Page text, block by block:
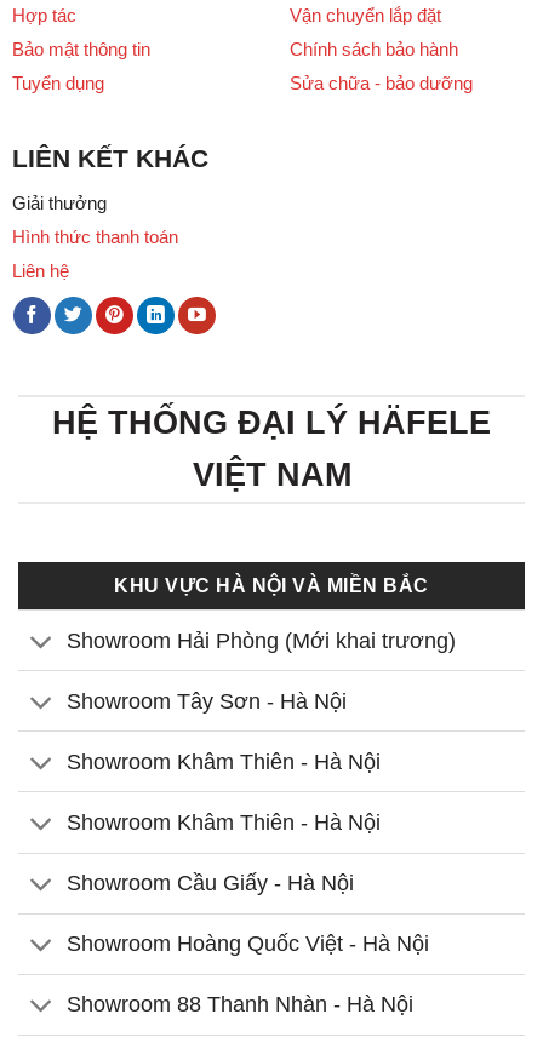
Hợp tác
Bảo mật thông tin
Tuyển dụng
Vận chuyển lắp đặt
Chính sách bảo hành
Sửa chữa - bảo dưỡng
LIÊN KẾT KHÁC
Giải thưởng
Hình thức thanh toán
Liên hệ
HỆ THỐNG ĐẠI LÝ HÄFELE
VIỆT NAM
KHU VỰC HÀ NỘI VÀ MIỀN BẮC
Showroom Hải Phòng (Mới khai trương)
Showroom Tây Sơn - Hà Nội
Showroom Khâm Thiên - Hà Nội
Showroom Khâm Thiên - Hà Nội
Showroom Cầu Giấy - Hà Nội
Showroom Hoàng Quốc Việt - Hà Nội
Showroom 88 Thanh Nhàn - Hà Nội